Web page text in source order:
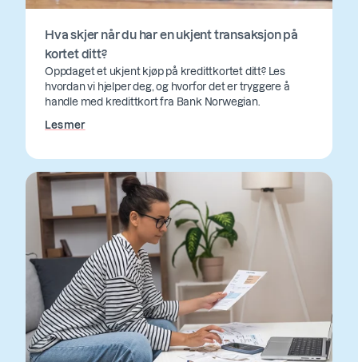
Hva skjer når du har en ukjent transaksjon på
kortet ditt?
Oppdaget et ukjent kjøp på kredittkortet ditt? Les
hvordan vi hjelper deg, og hvorfor det er tryggere å
handle med kredittkort fra Bank Norwegian.
Les mer